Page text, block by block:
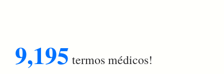
9,195 termos médicos!